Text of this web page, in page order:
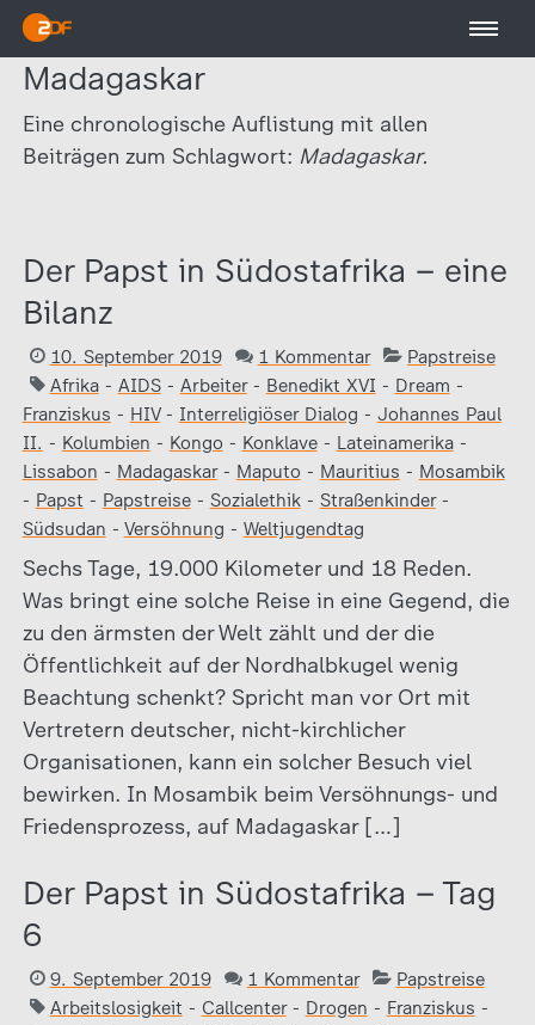
Madagaskar
Eine chronologische Auflistung mit allen
Beiträgen zum Schlagwort: Madagaskar.
Der Papst in Südostafrika – eine
Bilanz
10. September 2019 1 Kommentar
Papstreise
Afrika- AIDS- Arbeiter- Benedikt XVI - Dream -
Franziskus - HIV- Interreligiöser Dialog - Johannes Paul
II. - Kolumbien - Kongo - Konklave- Lateinamerika-
Lissabon - Madagaskar- Maputo - Mauritius - Mosambik
- Papst - Papstreise- Sozialethik- Straßenkinder-
Südsudan - Versöhnung - Weltjugendtag
Sechs Tage, 19.000 Kilometer und 18 Reden.
Was bringt eine solche Reise in eine Gegend, die
zu den ärmsten der Welt zählt und der die
Öffentlichkeit auf der Nordhalbkugel wenig
Beachtung schenkt? Spricht man vor Ort mit
Vertretern deutscher, nicht-kirchlicher
Organisationen, kann ein solcher Besuch viel
bewirken. In Mosambik beim Versöhnungs- und
Friedensprozess, auf Madagaskar […]
Der Papst in Südostafrika – Tag
6
9. September 2019 1 Kommentar
Papstreise
Arbeitslosigkeit - Callcenter- Drogen - Franziskus -